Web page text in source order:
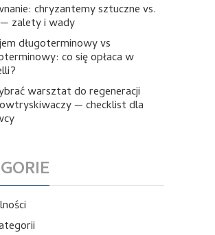
chryzantemy sztuczne vs.
zalety i wady
długoterminowy vs
co się opłaca w
warsztat do regeneracji
— checklist dla